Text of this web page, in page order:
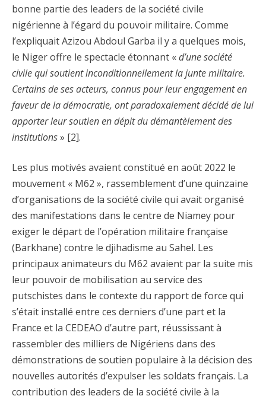
bonne partie des leaders de la société civile
nigérienne à l’égard du pouvoir militaire. Comme
l’expliquait Azizou Abdoul Garba il y a quelques mois,
le Niger offre le spectacle étonnant «d’une société
civile qui soutient inconditionnellement la junte militaire.
Certains de ses acteurs, connus pour leur engagement en
faveur de la démocratie, ont paradoxalement décidé de lui
apporter leur soutien en dépit du démantèlement des
institutions» [2].
Les plus motivés avaient constitué en août 2022 le
mouvement « M62 », rassemblement d’une quinzaine
d’organisations de la société civile qui avait organisé
des manifestations dans le centre de Niamey pour
exiger le départ de l’opération militaire française
(Barkhane) contre le djihadisme au Sahel. Les
principaux animateurs du M62 avaient par la suite mis
leur pouvoir de mobilisation au service des
putschistes dans le contexte du rapport de force qui
s’était installé entre ces derniers d’une part et la
France et la CEDEAO d’autre part, réussissant à
rassembler des milliers de Nigériens dans des
démonstrations de soutien populaire à la décision des
nouvelles autorités d’expulser les soldats français. La
contribution des leaders de la société civile à la